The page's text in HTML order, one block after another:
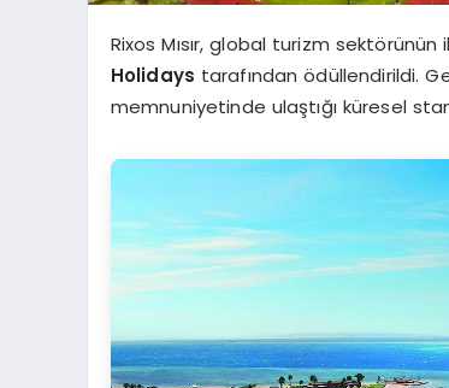
Rixos Mısır, global turizm
Holidays tarafından ödüllendirildi.
memnuniyetinde ulaştığı küresel